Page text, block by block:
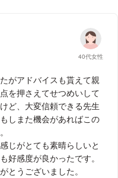
40代女性
がアドバイスも貰えて親
を押さえてせつめいして
ど、大変信頼できる先生
しまた機会があればこの
じがとても素晴らしいと
好感度が良かったです。
とうございました。